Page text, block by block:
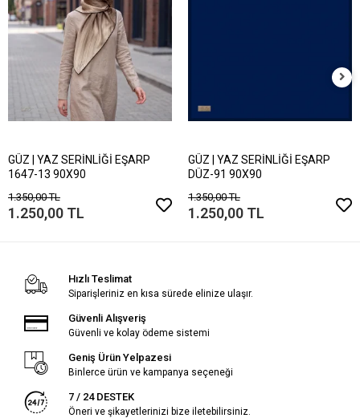
GÜZ | YAZ SERİNLİĞİ EŞARP
1647-13 90X90
1.350,00 TL
1.250,00 TL
GÜZ | YAZ SERİNLİĞİ EŞARP
DÜZ-91 90X90
1.350,00 TL
1.250,00 TL
Hızlı Teslimat
Siparişleriniz en kısa sürede elinize ulaşır.
Güvenli Alışveriş
Güvenli ve kolay ödeme sistemi
Geniş Ürün Yelpazesi
Binlerce ürün ve kampanya seçeneği
7 / 24 DESTEK
Öneri ve şikayetlerinizi bize iletebilirsiniz.